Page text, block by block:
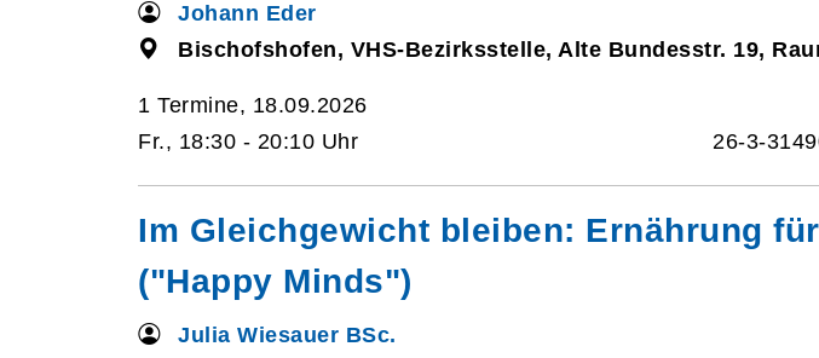
Johann Eder
Bischofshofen, VHS-Bezirksstelle, Alte Bundesstr. 19,
1 Termine, 18.09.2026
Fr., 18:30 - 20:10 Uhr
26-3-
Im Gleichgewicht bleiben: Ernährung
("Happy Minds")
Julia Wiesauer BSc.